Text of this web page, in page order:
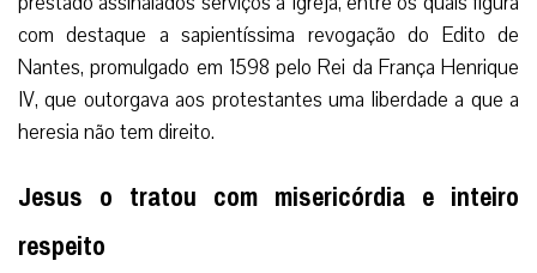
com destaque a sapientíssima revogação do Edito de
Nantes, promulgado em 1598 pelo Rei da França Henrique
IV, que outorgava aos protestantes uma liberdade a que a
heresia não tem direito.
Jesus o tratou com misericórdia e inteiro
respeito